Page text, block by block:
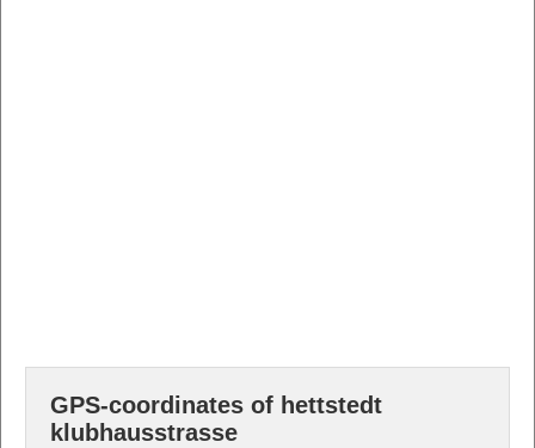
GPS-coordinates of hettstedt
klubhausstrasse